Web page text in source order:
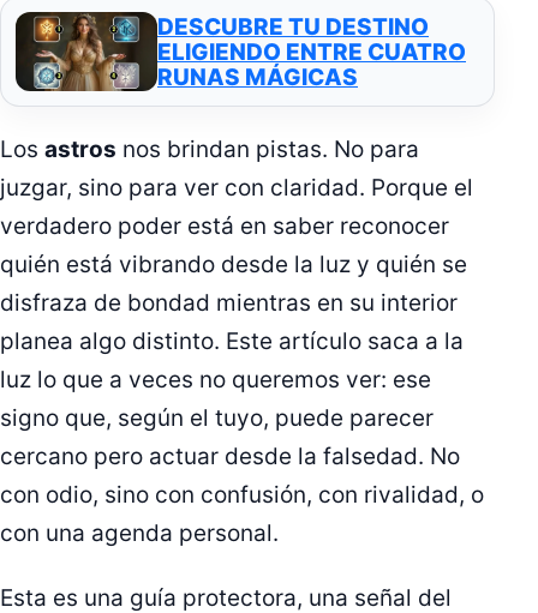
DESCUBRE TU DESTINO
ELIGIENDO ENTRE CUATRO
RUNAS MÁGICAS
Los astros nos brindan pistas. No para
juzgar, sino para ver con claridad. Porque el
verdadero poder está en saber reconocer
quién está vibrando desde la luz y quién se
disfraza de bondad mientras en su interior
planea algo distinto. Este artículo saca a la
luz lo que a veces no queremos ver: ese
signo que, según el tuyo, puede parecer
cercano pero actuar desde la falsedad. No
con odio, sino con confusión, con rivalidad, o
con una agenda personal.
Esta es una guía protectora, una señal del